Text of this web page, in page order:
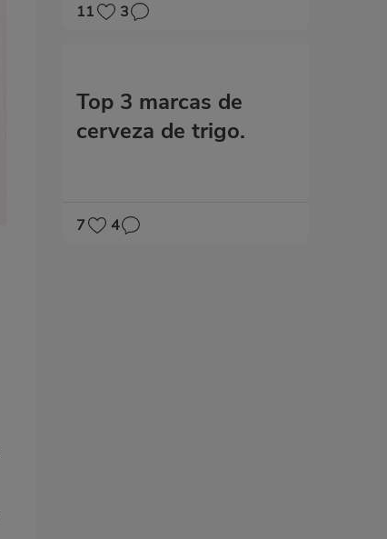
11 3
Top 3 marcas de
cerveza de trigo.
7 4